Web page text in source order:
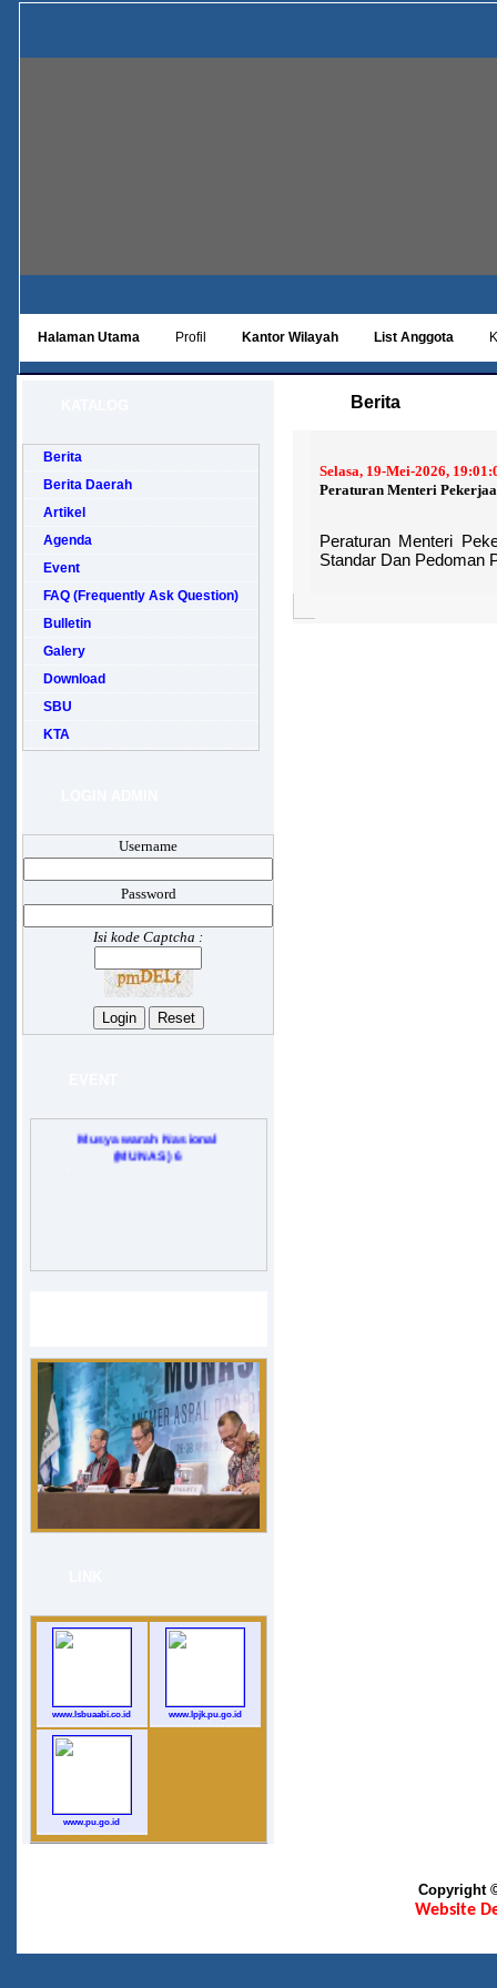
Halaman Utama Profil Kantor Wilayah List Anggota
Berita
Berita Daerah
Artikel
Agenda
Event
FAQ (Frequently Ask Question)
Bulletin
Galery
Download
SBU
KTA
Username
Password
Isi kode Captcha :
Musyawarah Nasional
(MUNAS) 6
www.lsbuaabi.co.id www.lpjk.pu.go.id
www.pu.go.id
Berita
Selasa, 19-Mei-2026,
Peraturan Menteri
Peraturan Menteri
Standar Dan Pedoman
Copyright
Website